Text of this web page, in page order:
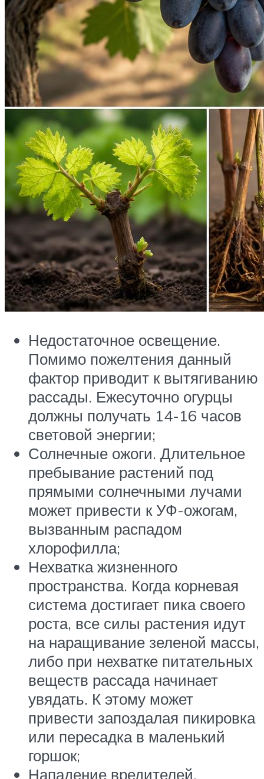
Недостаточное освещение.
Помимо пожелтения данный
фактор приводит к вытягиванию
рассады. Ежесуточно огурцы
должны получать 14-16 часов
световой энергии;
Солнечные ожоги. Длительное
пребывание растений под
прямыми солнечными лучами
может привести к УФ-ожогам,
вызванным распадом
хлорофилла;
Нехватка жизненного
пространства. Когда корневая
система достигает пика своего
роста, все силы растения идут
на наращивание зеленой массы,
либо при нехватке питательных
веществ рассада начинает
увядать. К этому может
привести запоздалая пикировка
или пересадка в маленький
горшок;
Нападение вредителей.